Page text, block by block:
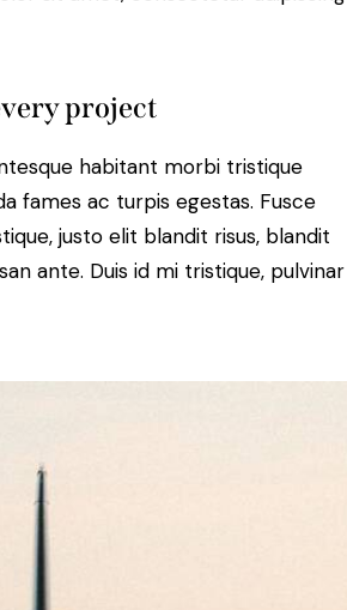
project
habitant morbi tristique
fames ac turpis egestas. Fusce
justo elit blandit risus, blandit
ante. Duis id mi tristique, pulvinar